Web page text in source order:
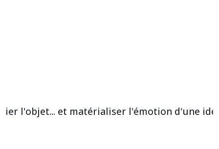
l'objet... et matérialiser l'émotion d'une